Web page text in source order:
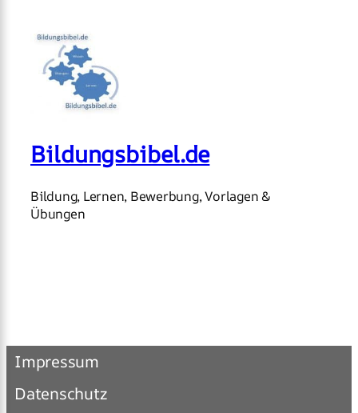
Bildungsbibel.de
Bildung, Lernen, Bewerbung, Vorlagen &
Übungen
Impressum
Datenschutz